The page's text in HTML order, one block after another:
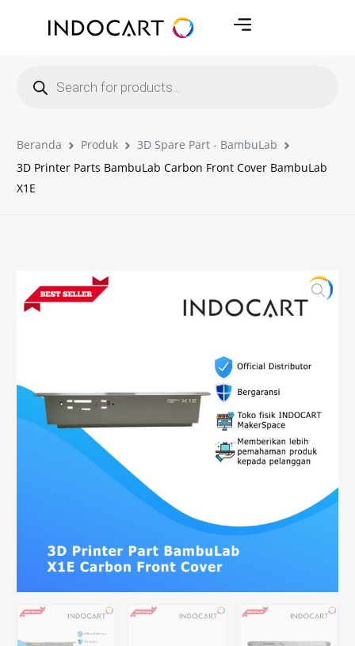
Beranda Produk
3D Spare Part - BambuLab
3D Printer Parts BambuLab Carbon Front Cover BambuLab
X1E